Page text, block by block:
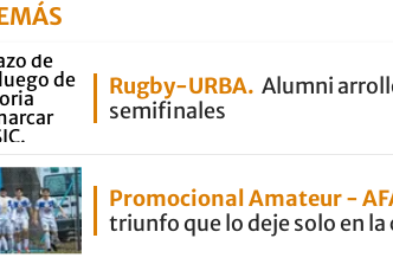
Rugby-URBA Alumni
semifinales
Promocional Amateur -
triunfo que lo deje solo en la